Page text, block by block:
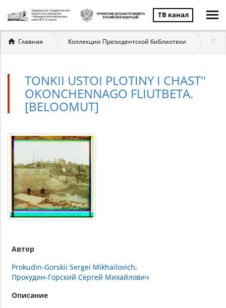
ТВ канал
Вы
здесь
Главная Коллекции Президентской библиотеки
TONKII USTOI PLOTINY I CHAST''
OKONCHENNAGO FLIUTBETA.
[BELOOMUT]
Автор
Prokudin-Gorskii Sergei Mikhailovich
Прокудин-Горский Сергей Михайлович
Описание